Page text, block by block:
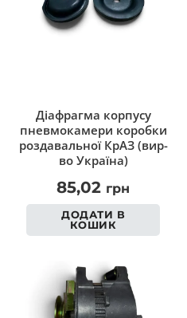
Діафрагма корпусу
пневмокамери коробки
роздавальної КрАЗ (вир-
во Україна)
85,02 грн
ДОДАТИ В
КОШИК